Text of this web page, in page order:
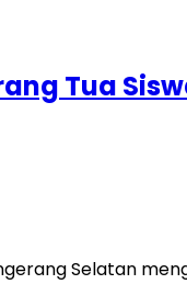
Tua
Selatan